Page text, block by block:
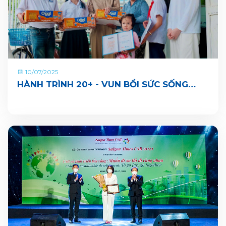
10/07/2025
HÀNH TRÌNH 20+ - VUN BỒI SỨC SỐNG